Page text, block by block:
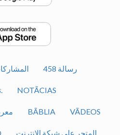
رسالة 458
تساعدنا على تنصير. انقر هنا. NOTÃ­CIAS
BÃ­BLIA VÃ­DEOS
المتجر على شبكة الإنترنت